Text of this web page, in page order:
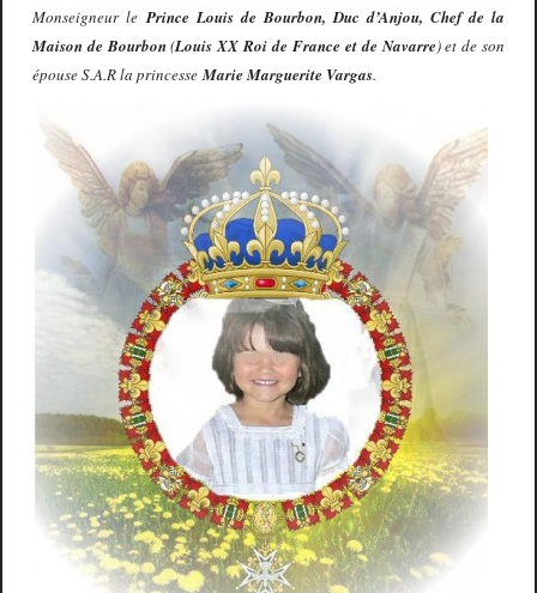
Monseigneur lePrince Louis de Bourbon, Duc d’Anjou, Chef de la
Maison de Bourbon(Louis XX Roi de France et de Navarre) et de son
épouse S.A.R la princesseMarie Marguerite Vargas.